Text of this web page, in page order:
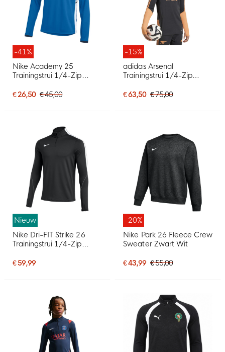
-41%
Nike Academy 25
Trainingstrui 1/4-Zip
€ 26,50 € 45,00
-15%
adidas Arsenal
Trainingstrui 1/4-Zip
€ 63,50 € 75,00
Nieuw
Nike Dri-FIT Strike 26
Trainingstrui 1/4-Zip
€ 59,99
-20%
Nike Park 26 Fleece Crew
Sweater Zwart Wit
€ 43,99 € 55,00